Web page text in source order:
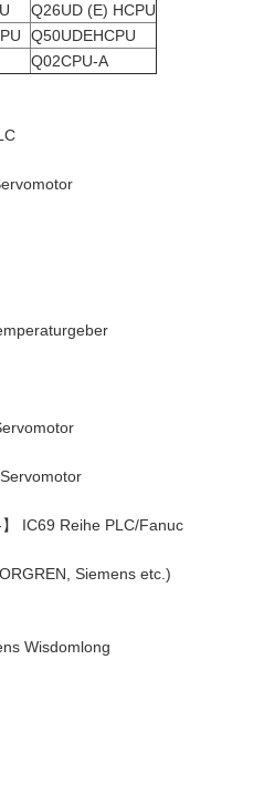
Q26UD (E) HCPU
Q50UDEHCPU
Q02CPU-A
IC69 Reihe PLC/Fanuc
Siemens etc.)
Wisdomlong